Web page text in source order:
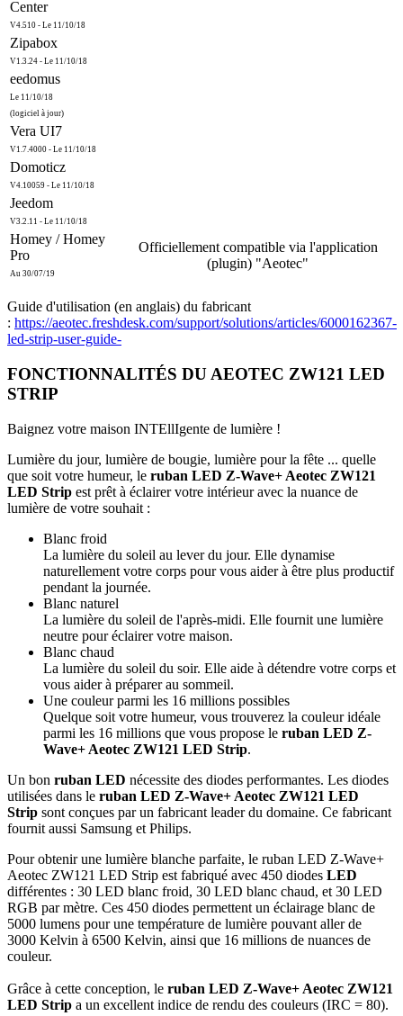
Center
V4.510 - Le 11/10/18
Zipabox
V1.3.24 - Le 11/10/18
eedomus
Le 11/10/18
(logiciel à jour)
Vera UI7
V1.7.4000 - Le 11/10/18
Domoticz
V4.10059 - Le 11/10/18
Jeedom
V3.2.11 - Le 11/10/18
Homey / Homey
Pro
Au 30/07/19
Officiellement compatible via l'application
(plugin) "Aeotec"
Guide d'utilisation (en anglais) du fabricant
: https://aeotec.freshdesk.com/support/solutions/articles/6000162367-
led-strip-user-guide-
FONCTIONNALITÉS DU AEOTEC ZW121 LED
STRIP
Baignez votre maison INTEllIgente de lumière !
Lumière du jour, lumière de bougie, lumière pour la fête ... quelle
que soit votre humeur, le ruban LED Z-Wave+ Aeotec ZW121
LED Strip est prêt à éclairer votre intérieur avec la nuance de
lumière de votre souhait :
Blanc froid
La lumière du soleil au lever du jour. Elle dynamise
naturellement votre corps pour vous aider à être plus productif
pendant la journée.
Blanc naturel
La lumière du soleil de l'après-midi. Elle fournit une lumière
neutre pour éclairer votre maison.
Blanc chaud
La lumière du soleil du soir. Elle aide à détendre votre corps et
vous aider à préparer au sommeil.
Une couleur parmi les 16 millions possibles
Quelque soit votre humeur, vous trouverez la couleur idéale
parmi les 16 millions que vous propose le ruban LED Z-
Wave+ Aeotec ZW121 LED Strip.
Un bon ruban LED nécessite des diodes performantes. Les diodes
utilisées dans le ruban LED Z-Wave+ Aeotec ZW121 LED
Strip sont conçues par un fabricant leader du domaine. Ce fabricant
fournit aussi Samsung et Philips.
Pour obtenir une lumière blanche parfaite, le ruban LED Z-Wave+
Aeotec ZW121 LED Strip est fabriqué avec 450 diodes LED
différentes : 30 LED blanc froid, 30 LED blanc chaud, et 30 LED
RGB par mètre. Ces 450 diodes permettent un éclairage blanc de
5000 lumens pour une température de lumière pouvant aller de
3000 Kelvin à 6500 Kelvin, ainsi que 16 millions de nuances de
couleur.
Grâce à cette conception, le ruban LED Z-Wave+ Aeotec ZW121
LED Strip a un excellent indice de rendu des couleurs (IRC = 80).